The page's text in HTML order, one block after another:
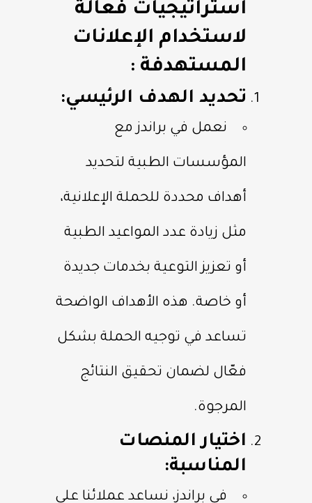
استراتيجيات فعالة
لاستخدام الإعلانات
المستهدفة :
تحديد الهدف الرئيسي:
نعمل في براندز مع
المؤسسات الطبية لتحديد
أهداف محددة للحملة الإعلانية،
مثل زيادة عدد المواعيد الطبية
أو تعزيز التوعية بخدمات جديدة
أو خاصة. هذه الأهداف الواضحة
تساعد في توجيه الحملة بشكل
فعّال لضمان تحقيق النتائج
المرجوة.
اختيار المنصات
المناسبة:
في براندز، نساعد عملائنا على